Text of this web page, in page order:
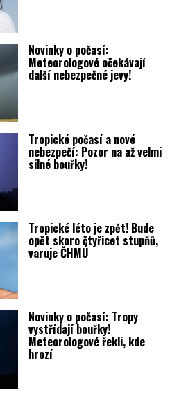
Novinky o počasí:
Meteorologové očekávají
další nebezpečné jevy!
Tropické počasí a nové
nebezpečí: Pozor na až velmi
silné bouřky!
Tropické léto je zpět! Bude
opět skoro čtyřicet stupňů,
varuje ČHMÚ
Novinky o počasí: Tropy
vystřídají bouřky!
Meteorologové řekli, kde
hrozí